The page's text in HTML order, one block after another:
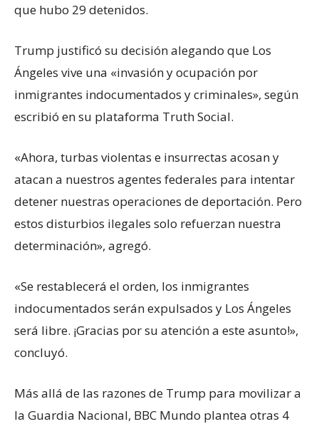
que hubo 29 detenidos.
Trump justificó su decisión alegando que Los
Ángeles vive una «invasión y ocupación por
inmigrantes indocumentados y criminales», según
escribió en su plataforma Truth Social.
«Ahora, turbas violentas e insurrectas acosan y
atacan a nuestros agentes federales para intentar
detener nuestras operaciones de deportación. Pero
estos disturbios ilegales solo refuerzan nuestra
determinación», agregó.
«Se restablecerá el orden, los inmigrantes
indocumentados serán expulsados ​​y Los Ángeles
será libre. ¡Gracias por su atención a este asunto!»,
concluyó.
Más allá de las razones de Trump para movilizar a
la Guardia Nacional, BBC Mundo plantea otras 4